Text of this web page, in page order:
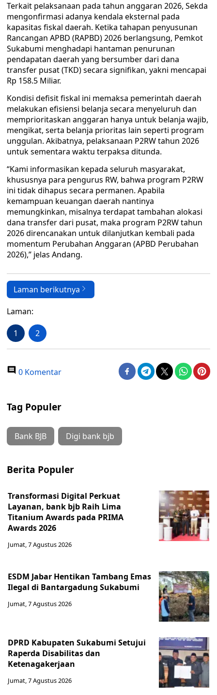
Terkait pelaksanaan pada tahun anggaran 2026, Sekda
mengonfirmasi adanya kendala eksternal pada
kapasitas fiskal daerah. Ketika tahapan penyusunan
Rancangan APBD (RAPBD) 2026 berlangsung, Pemkot
Sukabumi menghadapi hantaman penurunan
pendapatan daerah yang bersumber dari dana
transfer pusat (TKD) secara signifikan, yakni mencapai
Rp 158.5 Miliar.
Kondisi defisit fiskal ini memaksa pemerintah daerah
melakukan efisiensi belanja secara menyeluruh dan
memprioritaskan anggaran hanya untuk belanja wajib,
mengikat, serta belanja prioritas lain seperti program
unggulan. Akibatnya, pelaksanaan P2RW tahun 2026
untuk sementara waktu terpaksa ditunda.
“Kami informasikan kepada seluruh masyarakat,
khususnya para pengurus RW, bahwa program P2RW
ini tidak dihapus secara permanen. Apabila
kemampuan keuangan daerah nantinya
memungkinkan, misalnya terdapat tambahan alokasi
dana transfer dari pusat, maka program P2RW tahun
2026 direncanakan untuk dilanjutkan kembali pada
momentum Perubahan Anggaran (APBD Perubahan
2026),” jelas Andang.
Laman berikutnya
Laman:
1 2
0 Komentar
Tag Populer
Bank BJB Digi bank bjb
Berita Populer
Transformasi Digital Perkuat
Layanan, bank bjb Raih Lima
Titanium Awards pada PRIMA
Awards 2026
Jumat, 7 Agustus 2026
ESDM Jabar Hentikan Tambang Emas
Ilegal di Bantargadung Sukabumi
Jumat, 7 Agustus 2026
DPRD Kabupaten Sukabumi Setujui
Raperda Disabilitas dan
Ketenagakerjaan
Jumat, 7 Agustus 2026